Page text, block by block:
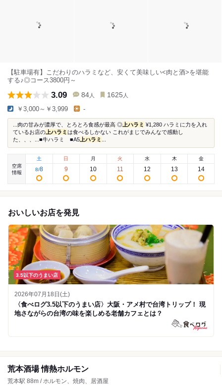
【駐車場有】こだわりのハラミなど、安くて美味しい<肉と酒>を堪能
する♪◎コース3800円～
3.09 84 人 1625 人
￥3,000～￥3,999 -
...肉の甘みが濃厚で、とろとろ食感が最高 ◎ 上ハラミ ¥1,280 ハラミに力を入れ
ているお店の 上ハラミ は食べるしかない これがまじでみんなで感動し
た、、、...■牛ハラミ ■A5 上ハラミ
空席
情報
土
8/8
日
9
月
10
火
11
水
12
木
13
金
14
おいしいお店を発見
3.5以下のうまい店
2026年07月18日(土)
〈食べログ3.5以下のうまい店〉大阪・アメ村で台湾トリップ！ 現
地さながらの台湾の味を楽しめる老舗カフェとは？
荒本酒場 情熱ホルモン
荒本駅 88m / ホルモン、焼肉、居酒屋